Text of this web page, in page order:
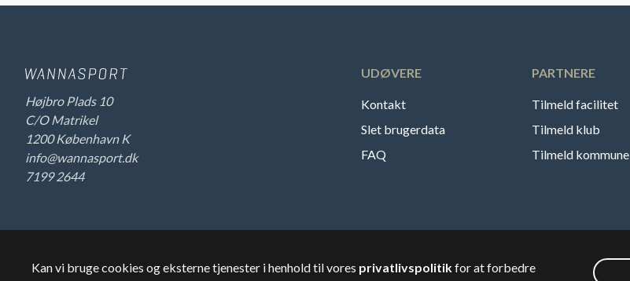
Højbro Plads 10
C/O Matrikel
1200 København K
info@wannasport.dk
7199 2644
UDØVERE
Kontakt
Slet brugerdata
FAQ
PARTNERE
Tilmeld facilitet
Tilmeld klub
Tilmeld kommune
Dansk
©2026 Wannasport.dk Privatdata
Kan vi bruge cookies og eksterne tjenester i henhold til vores privatlivspolitikfor at forbedre